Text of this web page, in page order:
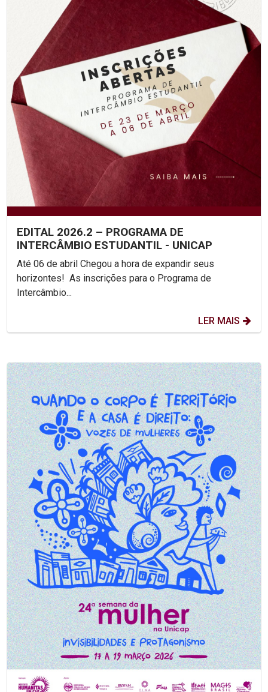
EDITAL 2026.2 – PROGRAMA DE
INTERCÂMBIO ESTUDANTIL - UNICAP
Até 06 de abril Chegou a hora de expandir seus
horizontes! As inscrições para o Programa de
Intercâmbio...
LER MAIS